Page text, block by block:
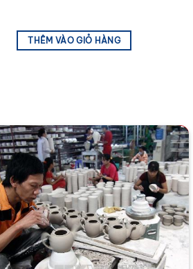
THÊM VÀO GIỎ HÀNG